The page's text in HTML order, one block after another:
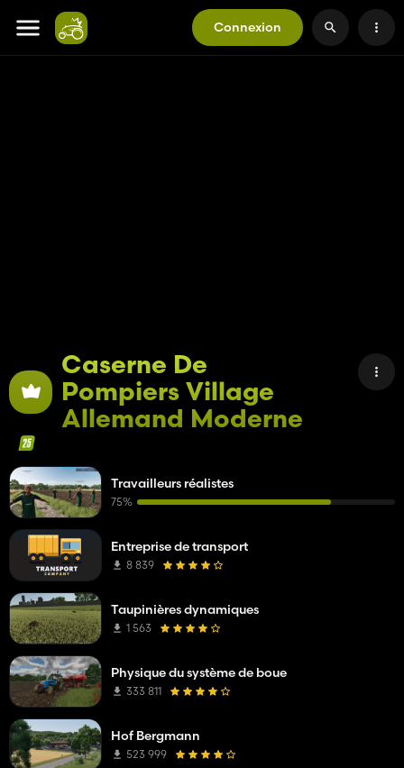
Connexion
Caserne De
Pompiers Village
Allemand Moderne
Travailleurs réalistes
75%
Entreprise de transport
8 839
Taupinières dynamiques
1 563
Physique du système de boue
333 811
Hof Bergmann
523 999